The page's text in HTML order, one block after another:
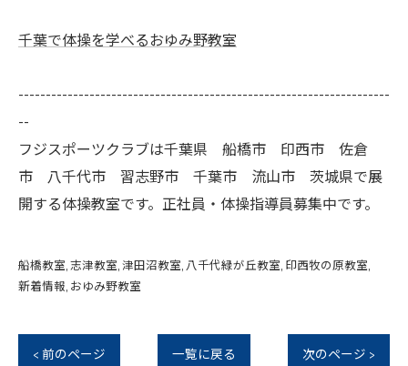
千葉で体操を学べるおゆみ野教室
--------------------------------------------------------------------
--
フジスポーツクラブは千葉県 船橋市 印西市 佐倉
市 八千代市 習志野市 千葉市 流山市 茨城県で展
開する体操教室です。正社員・体操指導員募集中です。
船橋教室 志津教室 津田沼教室 八千代緑が丘教室 印西牧の原教室
新着情報 おゆみ野教室
< 前のページ 一覧に戻る 次のページ >